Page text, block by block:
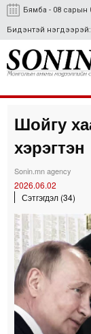
Бямба - 08 сарын
Бидэнтэй нэгдээрэй:
Шойгу
хэрэгтэн
Sonin.mn agency
2026.06.02
Сэтгэгдэл (34)